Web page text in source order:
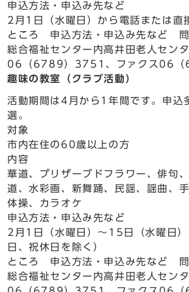
申込方法・申込み先など
2月1日（水曜日）から電話または直
ところ 申込方法・申込み先など 問
総合福祉センター内高井田老人セン
06（6789）3751、ファクス06
趣味の教室（クラブ活動）
活動期間は4月から1年間です。申込
選。
対象
市内在住の60歳以上の方
内容
華道、プリザーブドフラワー、俳句
道、水彩画、新舞踊、民謡、謡曲、
体操、カラオケ
申込方法・申込み先など
2月1日（水曜日）～15日（水曜日）
日、祝休日を除く）
ところ 申込方法・申込み先など 問
総合福祉センター内高井田老人セン